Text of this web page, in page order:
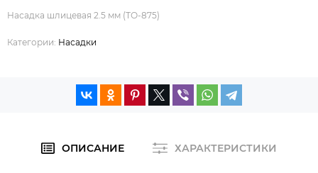
Насадка шлицевая 2.5 мм (ТО-875)
Категории: Насадки
ОПИСАНИЕ ХАРАКТЕРИСТИКИ